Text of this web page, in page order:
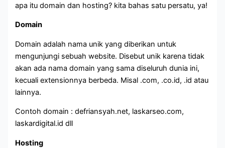
apa itu domain dan hosting? kita bahas satu persatu, ya!
Domain
Domain adalah nama unik yang diberikan untuk
mengunjungi sebuah website. Disebut unik karena tidak
akan ada nama domain yang sama diseluruh dunia ini,
kecuali extensionnya berbeda. Misal .com, .co.id, .id atau
lainnya.
Contoh domain : defriansyah.net, laskarseo.com,
laskardigital.id dll
Hosting